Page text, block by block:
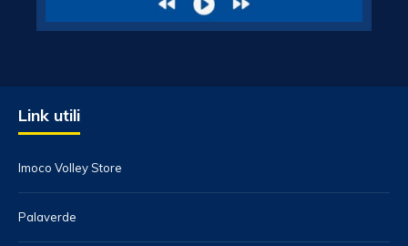
Link utili
Imoco Volley Store
Palaverde